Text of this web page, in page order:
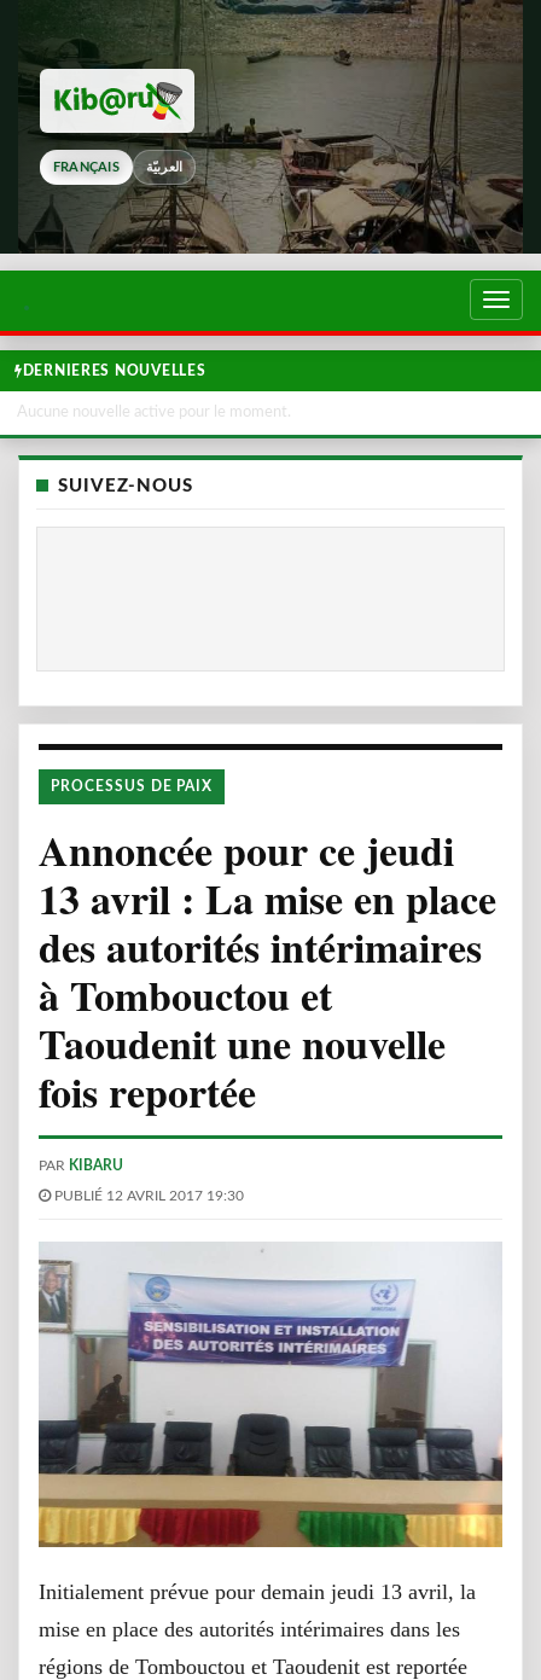
FRANÇAIS العربيّة
DERNIERES NOUVELLES
Aucune nouvelle active pour le moment.
SUIVEZ-NOUS
PROCESSUS DE PAIX
Annoncée pour ce jeudi
13 avril : La mise en place
des autorités intérimaires
à Tombouctou et
Taoudenit une nouvelle
fois reportée
PAR KIBARU
PUBLIÉ 12 AVRIL 2017 19:30
Initialement prévue pour demain jeudi 13 avril, la
mise en place des autorités intérimaires dans les
régions de Tombouctou et Taoudenit est reportée